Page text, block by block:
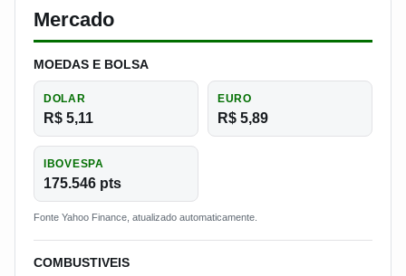
Mercado
MOEDAS E BOLSA
DOLAR
R$ 5,11
EURO
R$ 5,89
IBOVESPA
175.546 pts
Fonte Yahoo Finance, atualizado automaticamente.
COMBUSTIVEIS